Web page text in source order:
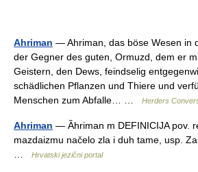
Ahriman — Ahriman, das böse Wesen in
der Gegner des guten, Ormuzd, dem er
Geistern, den Dews, feindselig
schädlichen Pflanzen und Thiere und
Menschen zum Abfalle… …
Herders
Ahriman — Ȁhriman m DEFINICIJA pov.
mazdaizmu načelo zla i duh tame, usp.
Hrvatski jezični portal